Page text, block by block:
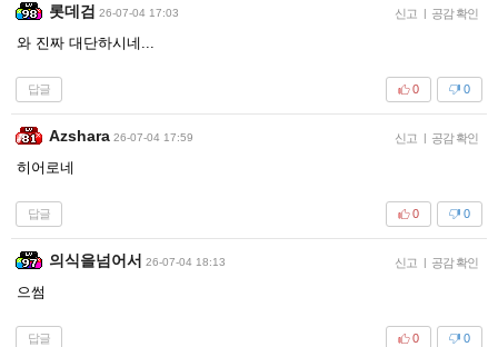
롯데검 26-07-04 17:03 신고 | 공감 확인
와 진짜 대단하시네...
답글 0
0
Azshara 26-07-04 17:59 신고 | 공감 확인
히어로네
답글 0
0
의식을넘어서 26-07-04 18:13 신고 | 공감 확인
으썸
답글 0
0